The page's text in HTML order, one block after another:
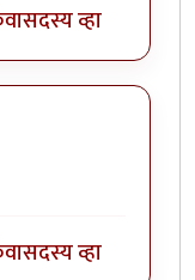
सदस्य व्हा
सदस्य व्हा